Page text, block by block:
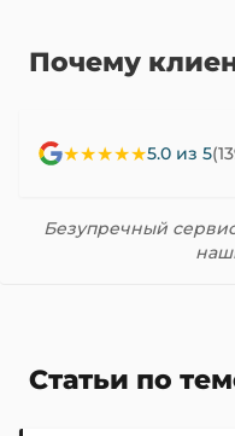
Почему
★★★★★5.0 из 5
Безупречный
Статьи по